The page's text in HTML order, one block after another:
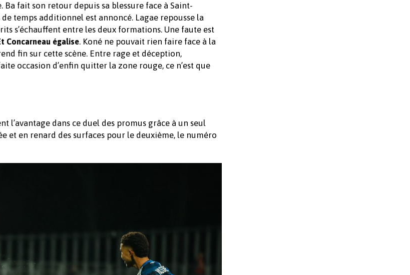
fait son retour depuis sa blessure face à Saint-
temps additionnel est annoncé. Lagae repousse la
s’échauffent entre les deux formations. Une faute est
Concarneau égalise. Koné ne pouvait rien faire face à la
fin sur cette scène. Entre rage et déception,
occasion d’enfin quitter la zone rouge, ce n’est que
l’avantage dans ce duel des promus grâce à un seul
et en renard des surfaces pour le deuxième, le numéro